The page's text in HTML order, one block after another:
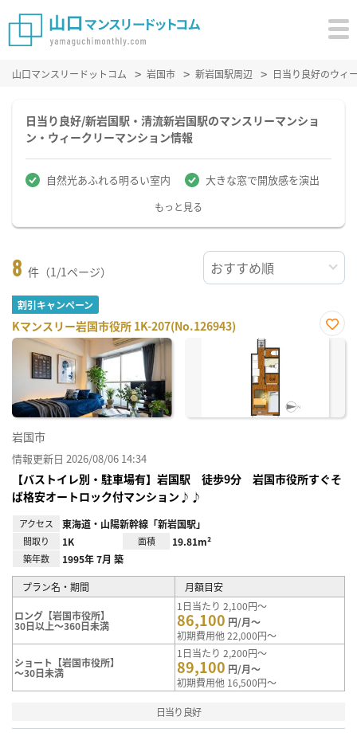
山口マンスリードットコム 岩国市 新岩国駅周辺 日当り良好のウィ
日当り良好/新岩国駅・清流新岩国駅のマンスリーマンショ
ン・ウィークリーマンション情報
自然光あふれる明るい室内 大きな窓で開放感を演出
もっと見る
8 件（1/1ページ）
割引キャンペーン
Kマンスリー岩国市役所 1K-207(No.126943)
お気
岩国市
情報更新日 2026/08/06 14:34
【バストイレ別・駐車場有】岩国駅 徒歩9分 岩国市役所すぐそ
ば格安オートロック付マンション♪♪
アクセス 東海道・山陽新幹線「新岩国駅」
間取り 1K 面積 19.81m²
築年数 1995年 7月 築
プラン名・期間 月額目安
ロング【岩国市役所】
30日以上～360日未満
1日当たり 2,100円～
86,100 円/月～
初期費用他 22,000円～
ショート【岩国市役所】
～30日未満
1日当たり 2,200円～
89,100 円/月～
初期費用他 16,500円～
日当り良好